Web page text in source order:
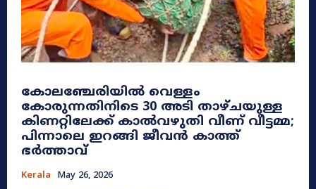
കോലഞ്ചേരിയിൽ വെള്ളം
കോരുന്നതിനിടെ 30 അടി താഴ്ചയുള്ള
കിണറ്റിലേക്ക് കാൽവഴുതി വീണ് വീട്ടമ്മ;
പിന്നാലെ ഇറങ്ങി ജീവൻ കാത്ത്
ഭർത്താവ്
Kerala May 26, 2026